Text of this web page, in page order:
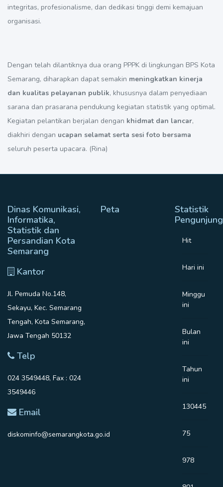
integritas, profesionalisme, dan dedikasi tinggi demi kemajuan
organisasi.
Dengan telah dilantiknya dua orang PPPK di lingkungan BPS Kota
Semarang, diharapkan dapat semakin meningkatkan kinerja
dan kualitas pelayanan publik, khususnya dalam penyediaan
sarana dan prasarana pendukung kegiatan statistik yang optimal.
Kegiatan pelantikan berjalan dengan khidmat dan lancar,
diakhiri dengan ucapan selamat serta sesi foto bersama
seluruh peserta upacara. (Rina)
Dinas Komunikasi,
Informatika,
Statistik dan
Persandian Kota
Semarang
Kantor
Jl. Pemuda No.148,
Sekayu, Kec. Semarang
Tengah, Kota Semarang,
Jawa Tengah 50132
Telp
024 3549448, Fax : 024
3549446
Email
diskominfo@semarangkota.go.id
Peta
Statistik
Pengunjung
Hit
Hari ini
Minggu
ini
Bulan
ini
Tahun
ini
130445
75
978